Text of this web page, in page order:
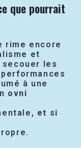
que pourrait
rime encore
et
secouer les
à une
ovni
et si